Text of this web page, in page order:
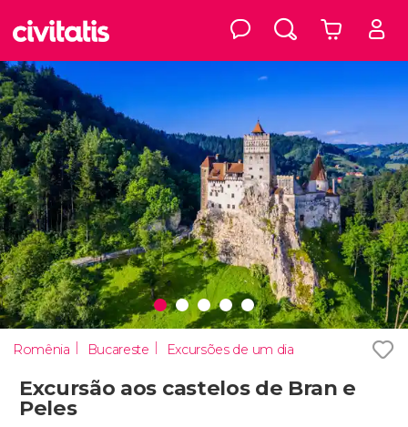
Romênia Bucareste Excursões de um dia
Excursão aos castelos de Bran e
Peles